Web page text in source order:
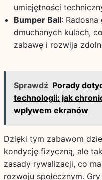
umiejętności
Bumper Ball:
dmuchanych kulach,
zabawę i rozwija
Sprawdź Porady
technologii: jak
wpływem ekranów
Dzięki tym zabawom
kondycję fizyczną, ale
zasady rywalizacji, co
rozwoju społecznym.